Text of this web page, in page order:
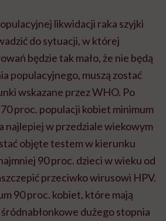
likwidacji raka szyjki
do sytuacji, w której
będzie tak mało, że nie będą
populacyjnego, muszą zostać
wskazane przez WHO. Po
proc. populacji kobiet minimum
najlepiej w przedziale wiekowym
objęte testem w kierunku
90 proc. dzieci w wieku od
przeciwko wirusowi HPV.
90 proc. kobiet, które mają
dużego stopnia